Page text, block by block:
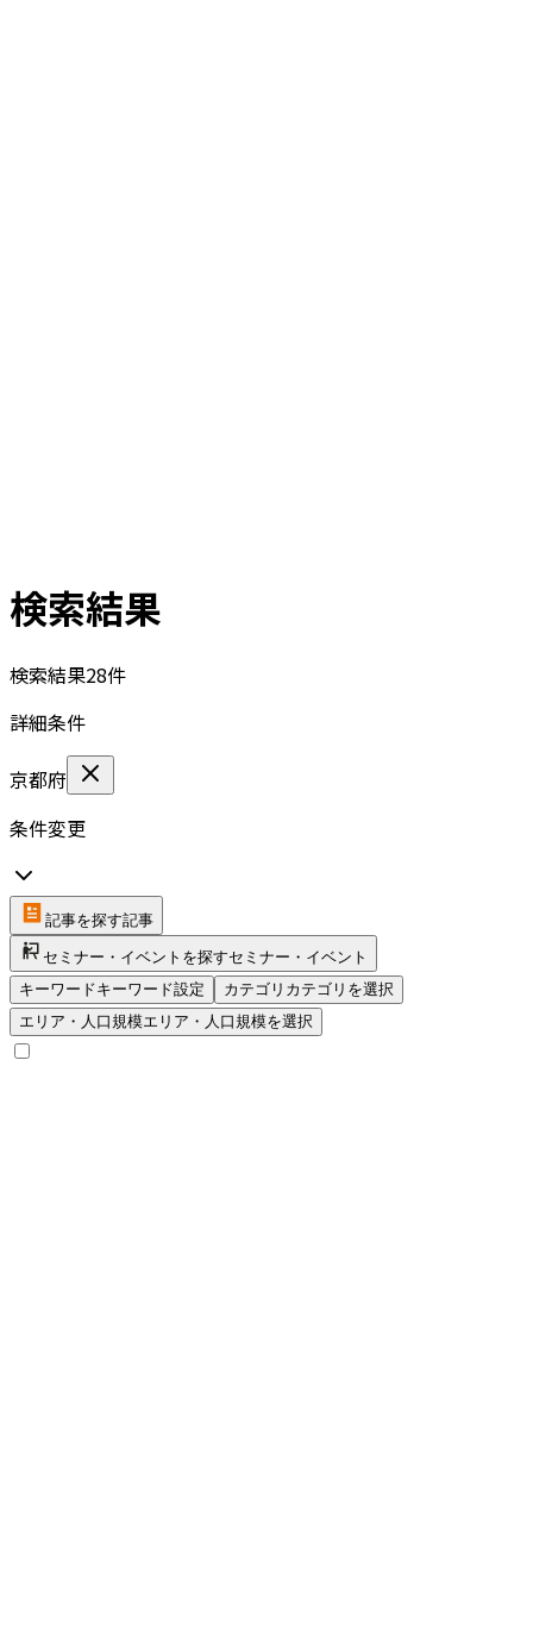
検索結果
検索結果28件
詳細条件
京都府
条件変更
記事を探す記事
セミナー・イベントを探すセミナー・イベント
キーワードキーワード設定 カテゴリ カテゴリを選択
エリア・人口規模エリア・人口規模を選択